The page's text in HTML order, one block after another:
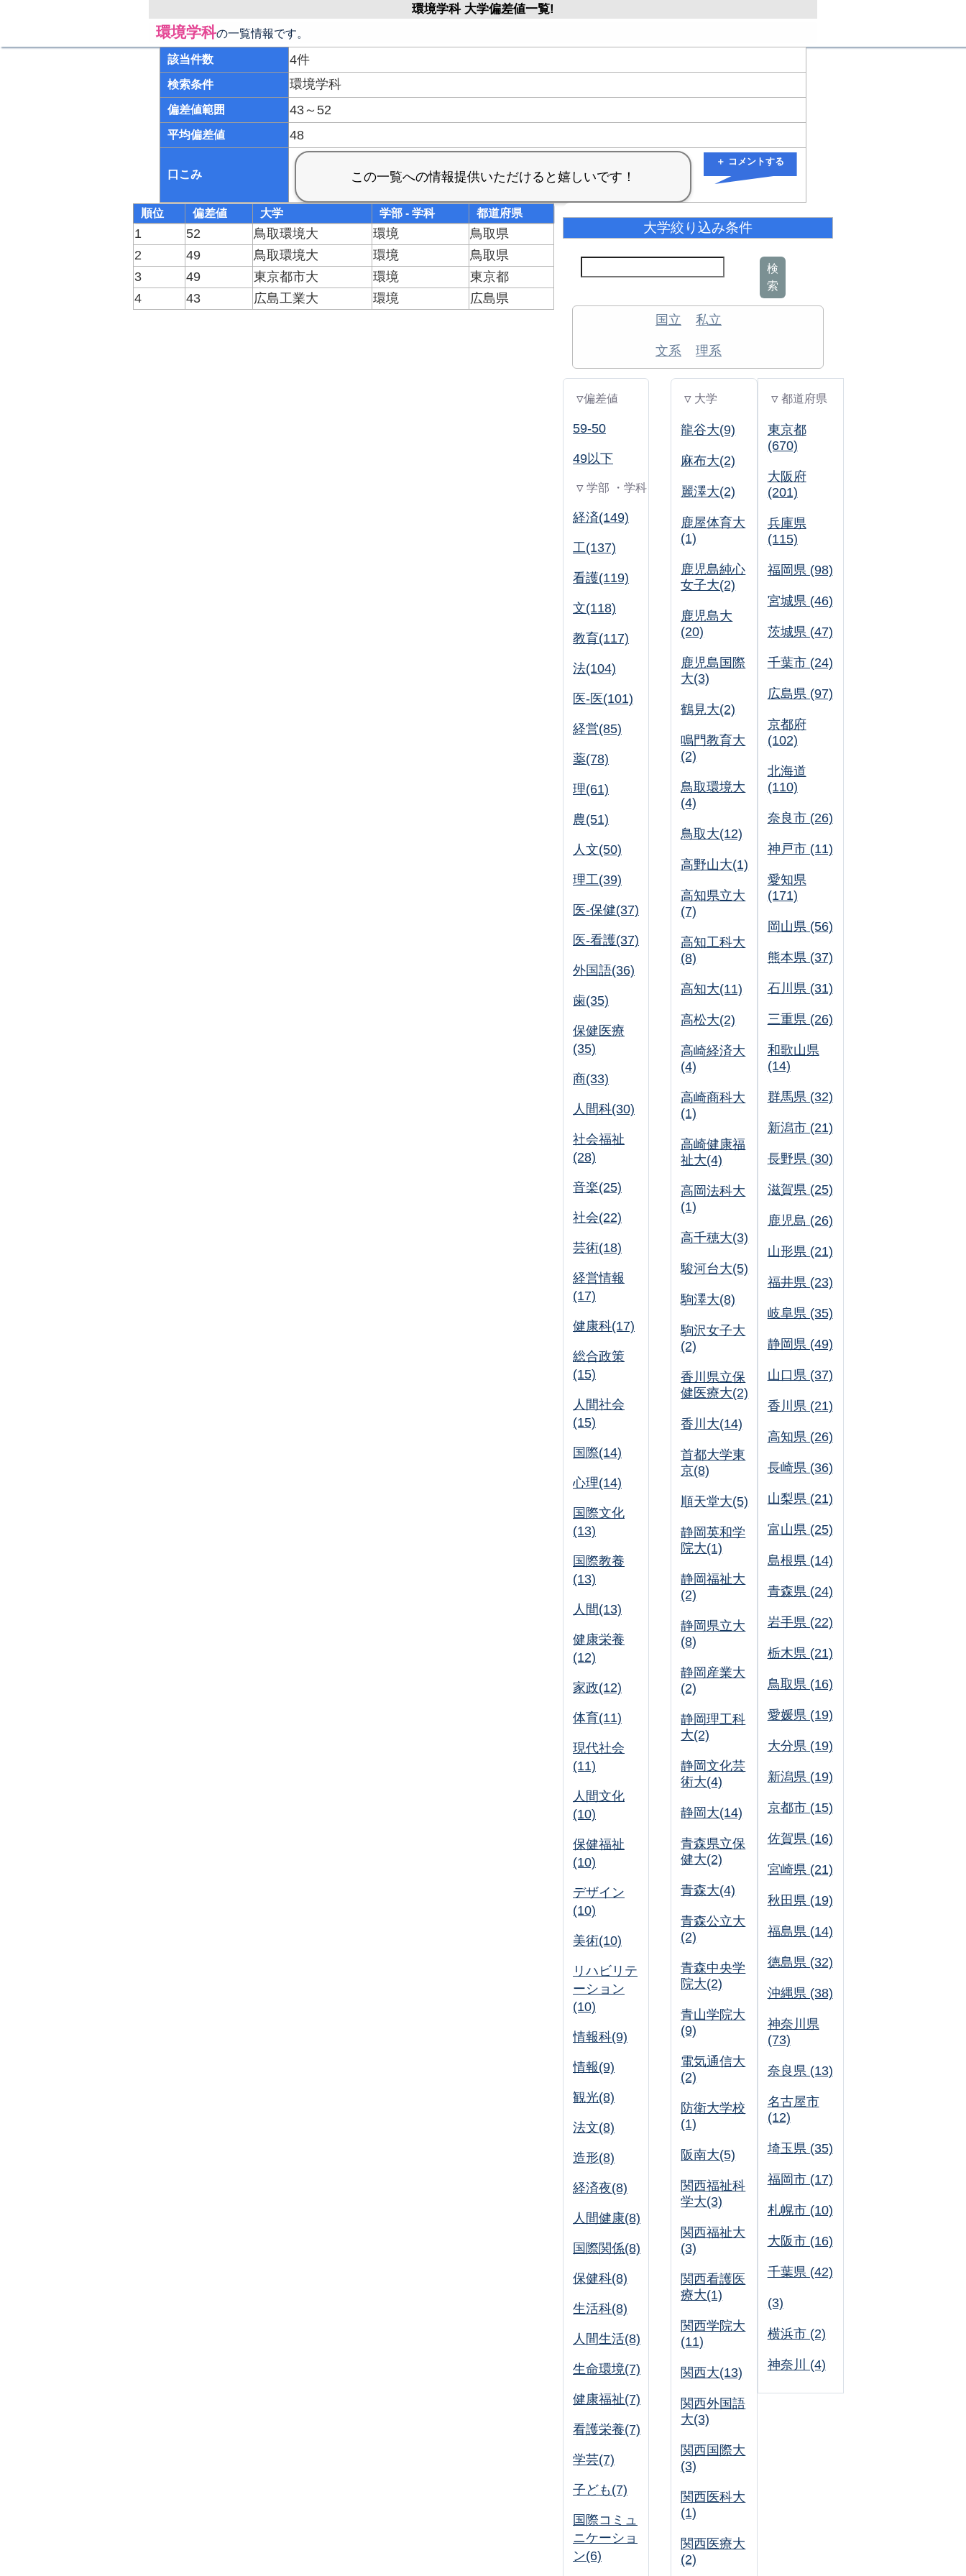
環境学科 大学偏差値一覧!
環境学科の一覧情報です。
該当件数 4件
検索条件 環境学科
偏差値範囲 43～52
平均偏差値 48
口こみ
＋ コメントする
順位 偏差値 大学 学部 - 学科 都道府県
1 52 鳥取環境大 環境
鳥取県
2
49 鳥取環境大 環境
鳥取県
3
49 東京都市大 環境
東京都
4
43 広島工業大 環境 広島県
大学絞り込み条件
検
索
国立 私立
文系 理系
▽偏差値
59-50
49以下
▽ 学部 ・学科
経済(149)
工(137)
看護(119)
文(118)
教育(117)
法(104)
医-医(101)
経営(85)
薬(78)
理(61)
農(51)
人文(50)
理工(39)
医-保健(37)
医-看護(37)
外国語(36)
歯(35)
保健医療
(35)
商(33)
人間科(30)
社会福祉
(28)
音楽(25)
社会(22)
芸術(18)
経営情報
(17)
健康科(17)
総合政策
(15)
人間社会
(15)
国際(14)
心理(14)
国際文化
(13)
国際教養
(13)
人間(13)
健康栄養
(12)
家政(12)
体育(11)
現代社会
(11)
人間文化
(10)
保健福祉
(10)
デザイン
(10)
美術(10)
リハビリテ
ーション
(10)
情報科(9)
情報(9)
観光(8)
法文(8)
造形(8)
経済夜(8)
人間健康(8)
国際関係(8)
保健科(8)
生活科(8)
人間生活(8)
生命環境(7)
健康福祉(7)
看護栄養(7)
学芸(7)
子ども(7)
国際コミュ
ニケーショ
ン(6)
▽ 大学
龍谷大(9)
麻布大(2)
麗澤大(2)
鹿屋体育大
(1)
鹿児島純心
女子大(2)
鹿児島大
(20)
鹿児島国際
大(3)
鶴見大(2)
鳴門教育大
(2)
鳥取環境大
(4)
鳥取大(12)
高野山大(1)
高知県立大
(7)
高知工科大
(8)
高知大(11)
高松大(2)
高崎経済大
(4)
高崎商科大
(1)
高崎健康福
祉大(4)
高岡法科大
(1)
高千穂大(3)
駿河台大(5)
駒澤大(8)
駒沢女子大
(2)
香川県立保
健医療大(2)
香川大(14)
首都大学東
京(8)
順天堂大(5)
静岡英和学
院大(1)
静岡福祉大
(2)
静岡県立大
(8)
静岡産業大
(2)
静岡理工科
大(2)
静岡文化芸
術大(4)
静岡大(14)
青森県立保
健大(2)
青森大(4)
青森公立大
(2)
青森中央学
院大(2)
青山学院大
(9)
電気通信大
(2)
防衛大学校
(1)
阪南大(5)
関西福祉科
学大(3)
関西福祉大
(3)
関西看護医
療大(1)
関西学院大
(11)
関西大(13)
関西外国語
大(3)
関西国際大
(3)
関西医科大
(1)
関西医療大
(2)
▽ 都道府県
東京都
(670)
大阪府
(201)
兵庫県
(115)
福岡県 (98)
宮城県 (46)
茨城県 (47)
千葉市 (24)
広島県 (97)
京都府
(102)
北海道
(110)
奈良市 (26)
神戸市 (11)
愛知県
(171)
岡山県 (56)
熊本県 (37)
石川県 (31)
三重県 (26)
和歌山県
(14)
群馬県 (32)
新潟市 (21)
長野県 (30)
滋賀県 (25)
鹿児島 (26)
山形県 (21)
福井県 (23)
岐阜県 (35)
静岡県 (49)
山口県 (37)
香川県 (21)
高知県 (26)
長崎県 (36)
山梨県 (21)
富山県 (25)
島根県 (14)
青森県 (24)
岩手県 (22)
栃木県 (21)
鳥取県 (16)
愛媛県 (19)
大分県 (19)
新潟県 (19)
京都市 (15)
佐賀県 (16)
宮崎県 (21)
秋田県 (19)
福島県 (14)
徳島県 (32)
沖縄県 (38)
神奈川県
(73)
奈良県 (13)
名古屋市
(12)
埼玉県 (35)
福岡市 (17)
札幌市 (10)
大阪市 (16)
千葉県 (42)
(3)
横浜市 (2)
神奈川 (4)